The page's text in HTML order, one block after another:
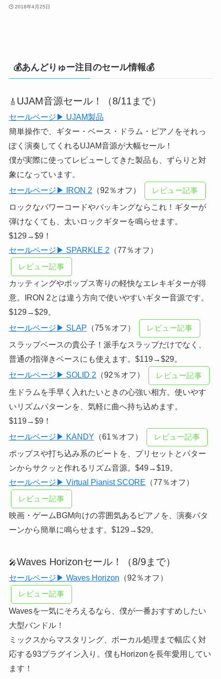
2018年4月25日
💰あんどりゅー注目のセール情報💰
🎸 UJAM音源セール！（8/11まで）
セールページ▶ UJAM製品
簡単操作で、ギター・ベース・ドラム・ピアノをそれっ
ぽく演奏してくれるUJAM音源が大幅セール！
僕が実際に使ってレビューしてきた製品も、ずらりと対
象になっています。
セールページ▶ IRON 2 （92％オフ） レビュー記事
ロックなパワーコードやバッキングならこれ！ギターが
弾けなくても、太いロックギターを鳴らせます。
$129→$9！
セールページ▶ SPARKLE 2 （77％オフ）
レビュー記事
カッティングやポップス寄りの軽快なエレキギターが得
意。IRON 2とは違う方向で使いやすいギター音源です。
$129→$29。
セールページ▶ SLAP （75％オフ） レビュー記事
スラップベースの貴公子！派手なスラップだけでなく、
普通の指弾きベースにも使えます。$119→$29。
セールページ▶ SOLID 2 （92％オフ） レビュー記事
生ドラムを手早く入れたいときの心強い相方。使いやす
いリズムパターンを、気軽に曲へ持ち込めます。
$119→$9！
セールページ▶ KANDY （61％オフ） レビュー記事
ポップスや打ち込み系のビートを、プリセットとパター
ンからサクッと作れるリズム音源。$49→$19。
セールページ▶ Virtual Pianist SCORE （77％オフ）
レビュー記事
映画・ゲームBGM向けの雰囲気あるピアノを、演奏パタ
ーンから簡単に鳴らせます。$129→$29。
🎤Waves Horizonセール！（8/9まで）
セールページ▶ Waves Horizon （92％オフ）
レビュー記事
Wavesを一気にそろえるなら、僕が一番おすすめしたい
大型バンドル！
ミックスからマスタリング、ボーカル処理まで幅広く対
応する93プラグイン入り。僕もHorizonを長年愛用してい
ます！